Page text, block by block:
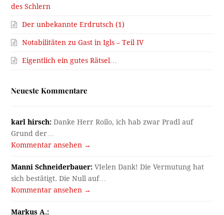
des Schlern
Der unbekannte Erdrutsch (1)
Notabilitäten zu Gast in Igls – Teil IV
Eigentlich ein gutes Rätsel…
Neueste Kommentare
karl hirsch: Danke Herr Roilo, ich hab zwar Pradl auf
Grund der…
Kommentar ansehen →
Manni Schneiderbauer: VIelen Dank! Die Vermutung hat
sich bestätigt. Die Null auf…
Kommentar ansehen →
Markus A.: